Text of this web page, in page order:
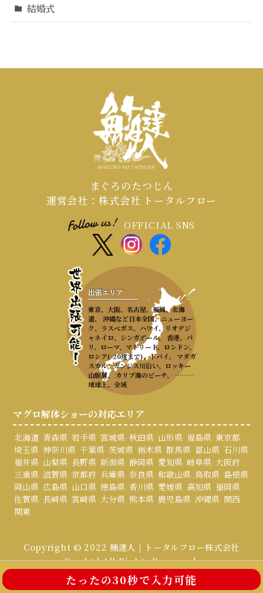
たったの30秒で入力可能
結婚式
まぐろのたつじん
運営会社：株式会社 トータルフロー
OFFICIAL SNS
出張エリア
東京、大阪、名古屋、福岡、北海
道、 沖縄など日本全国、ニューヨー
ク、ラスベガス、ハワイ、リオデジ
ャネイロ、シンガポール、 香港、パ
リ、ローマ、マドリード、ロンドン、
ロシア(-20度まで)、ドバイ、 マダガ
スカル、ガンジス川沿い、ロッキー
山脈麓、 カリブ海のビーチ、 ………
地球上、全域
マグロ解体ショーの対応エリア
北海道 青森県 岩手県 宮城県 秋田県 山形県 福島県 東京都
埼玉県 神奈川県 千葉県 茨城県 栃木県 群馬県 富山県 石川県
福井県 山梨県 長野県 新潟県 静岡県 愛知県 岐阜県 大阪府
三重県 滋賀県 京都府 兵庫県 奈良県 和歌山県 鳥取県 島根県
岡山県 広島県 山口県 徳島県 香川県 愛媛県 高知県 福岡県
佐賀県 長崎県 宮崎県 大分県 熊本県 鹿児島県 沖縄県 関西
関東
Copyright © 2022 鮪達人 | トータルフロー株式会社
Co., Ltd All Rights Reserved.